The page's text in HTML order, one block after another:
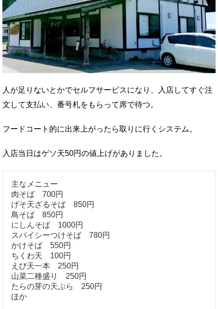
人が足りないとかでセルフサービスになり、入店してすぐ注
文して支払い、番号札をもらって席で待つ。
フードコート的に出来上がったら取りに行くシステム。
入店当日はゲソ天50円の値上げがありました。
主なメニュー
肉そば 700円
げそ天ざるそば 850円
鳥そば 850円
にしんそば 1000円
スパイシーつけそば 780円
かけそば 550円
ちくわ天 100円
えび天一本 250円
山菜二種盛り 250円
たらの芽の天ぷら 250円
ほか